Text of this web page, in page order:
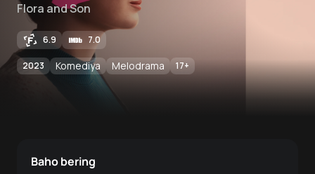
Flora and Son
6.9 7.0
2023 Komediya Melodrama 17+
Baho bering